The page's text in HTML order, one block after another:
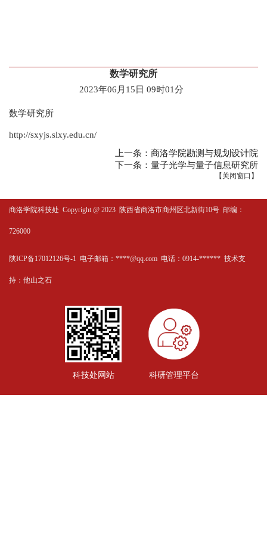
数学研究所
2023年06月15日 09时01分
数学研究所
http://sxyjs.slxy.edu.cn/
上一条：商洛学院勘测与规划设计院
下一条：量子光学与量子信息研究所
【 关闭窗口 】
商洛学院科技处 Copyright @ 2023 陕西省商洛市商州区北新街10号 邮编：
726000
陕ICP备17012126号-1 电子邮箱：****@qq.com 电话：0914-****** 技术支
持： 他山之石
科技处网站 科研管理平台